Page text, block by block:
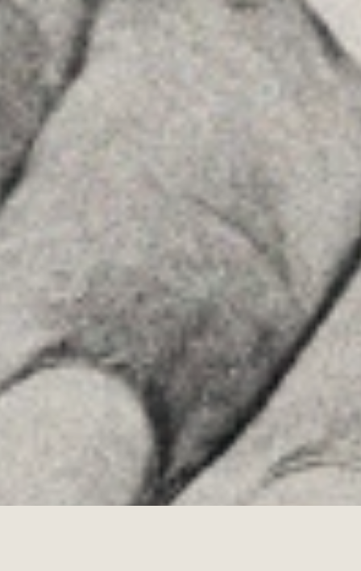
About Us
Team
Advice
Insights
Contact
FOLLOW US
Linkedin
Instagram
Youtube
Allyon — Barcelona, Spain
Copyrights © 2026 LEGAL NOTICE
COOKIES POLICY· PRIVACY POLICY·